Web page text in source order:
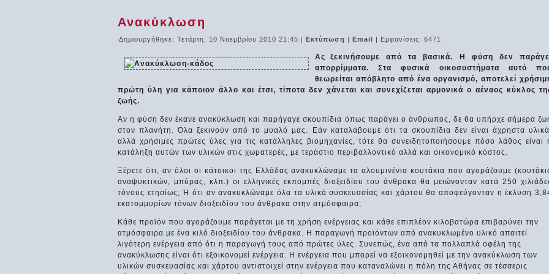
Ανακύκλωση
Δημιουργήθηκε: Τετάρτη, 10 Νοεμβρίου 2010 21:45 | Εκτύπωση | Email | Εμφανίσεις: 6471
Ας
ξεκινήσουμε από τα βασικά. Η φύση δεν
απορρίμματα. Στα φυσικά οικοσυστήματα αυτό
θεωρείται απόβλητο από ένα οργανισμό, αποτελεί
πρώτη ύλη για κάποιον άλλο και έτσι, τίποτα δεν χάνεται και συνεχίζεται αρμονικά ο αέναος κύκλος
ζωής.
Αν η φύση δεν έκανε ανακύκλωση και παρήγαγε σκουπίδια όπως παράγει ο άνθρωπος, δε θα υπήρχε σήμερα
στον πλανήτη. Όλα ξεκινούν από το μυαλό µας. Εάν καταλάβουμε ότι τα σκουπίδια δεν είναι άχρηστα
αλλά χρήσιμες πρώτες ύλες για τις κατάλληλες βιομηχανίες, τότε θα συνειδητοποιήσουμε πόσο λάθος είναι
κατάληξη αυτών των υλικών στις χωματερές, µε τεράστιο περιβαλλοντικό αλλά και οικονομικό κόστος.
Ξέρετε ότι, αν όλοι οι κάτοικοι της Ελλάδας ανακυκλώναμε τα αλουμινένια κουτάκια που αγοράζουμε
αναψυκτικών, μπύρας, κλπ.) οι ελληνικές εκπομπές διοξειδίου του άνθρακα θα μειώνονταν κατά 250
τόνους ετησίως; Ή ότι αν ανακυκλώναμε όλα τα υλικά συσκευασίας και χάρτου θα αποφεύγονταν η έκλυση
εκατοµµυρίων τόνων διοξειδίου του άνθρακα στην ατμόσφαιρα;
Κάθε προϊόν που αγοράζουμε παράγεται µε τη χρήση ενέργειας και κάθε επιπλέον κιλοβατώρα επιβαρύνει την
ατμόσφαιρα µε ένα κιλό διοξειδίου του άνθρακα. Η παραγωγή προϊόντων από ανακυκλωμένο υλικό απαιτεί
λιγότερη ενέργεια από ότι η παραγωγή τους από πρώτες ύλες. Συνεπώς, ένα από τα πολλαπλά οφέλη της
ανακύκλωσης είναι ότι εξοικονομεί ενέργεια. Η ενέργεια που μπορεί να εξοικονομηθεί µε την ανακύκλωση των
υλικών συσκευασίας και χάρτου αντιστοιχεί στην ενέργεια που καταναλώνει η πόλη της Αθήνας σε τέσσερις